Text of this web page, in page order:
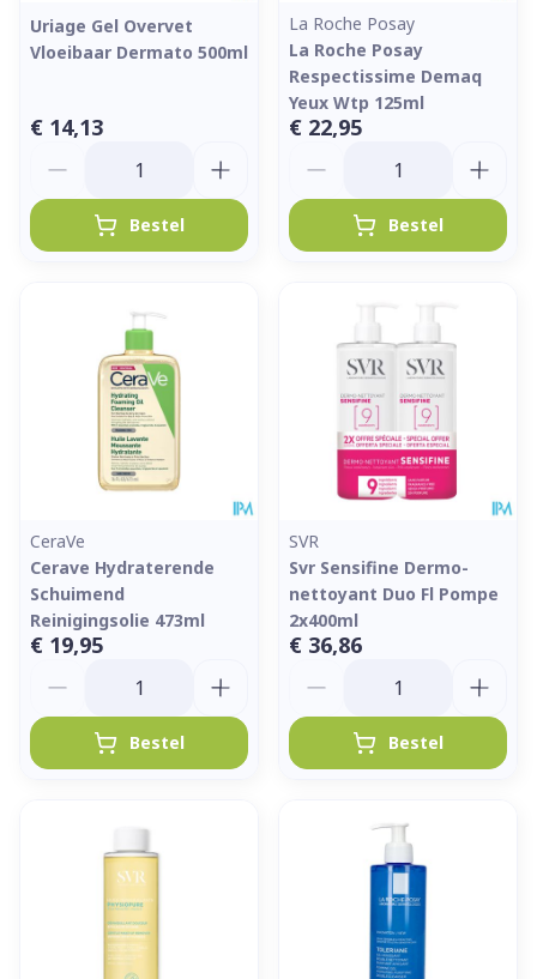
Uriage Gel Overvet
Vloeibaar Dermato 500ml
€ 14,13
Bestel
La Roche Posay
La Roche Posay
Respectissime Demaq
Yeux Wtp 125ml
€ 22,95
Bestel
CeraVe
Cerave Hydraterende
Schuimend
Reinigingsolie 473ml
€ 19,95
Bestel
SVR
Svr Sensifine Dermo-
nettoyant Duo Fl Pompe
2x400ml
€ 36,86
Bestel